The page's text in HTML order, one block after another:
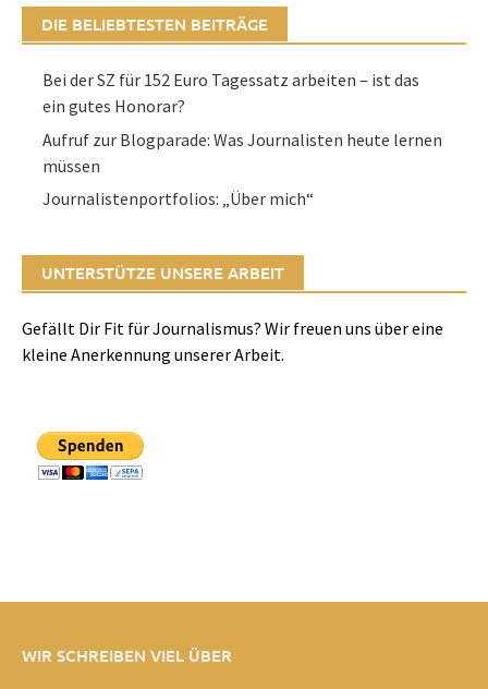
DIE BELIEBTESTEN BEITRÄGE
Bei der SZ für 152 Euro Tagessatz arbeiten – ist das
ein gutes Honorar?
Aufruf zur Blogparade: Was Journalisten heute lernen
müssen
Journalistenportfolios: „Über mich“
UNTERSTÜTZE UNSERE ARBEIT
Gefällt Dir Fit für Journalismus? Wir freuen uns über eine
kleine Anerkennung unserer Arbeit.
WIR SCHREIBEN VIEL ÜBER